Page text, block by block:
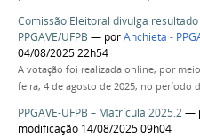
Comissão Eleitoral divulga
PPGAVE/UFPB — porAnchieta -
04/08/2025 22h54
A votação foi realizada online, por
feira, 4 de agosto de 2025, no período
PPGAVE-UFPB – Matrícula 2025.2—
modificação 14/08/2025 09h04